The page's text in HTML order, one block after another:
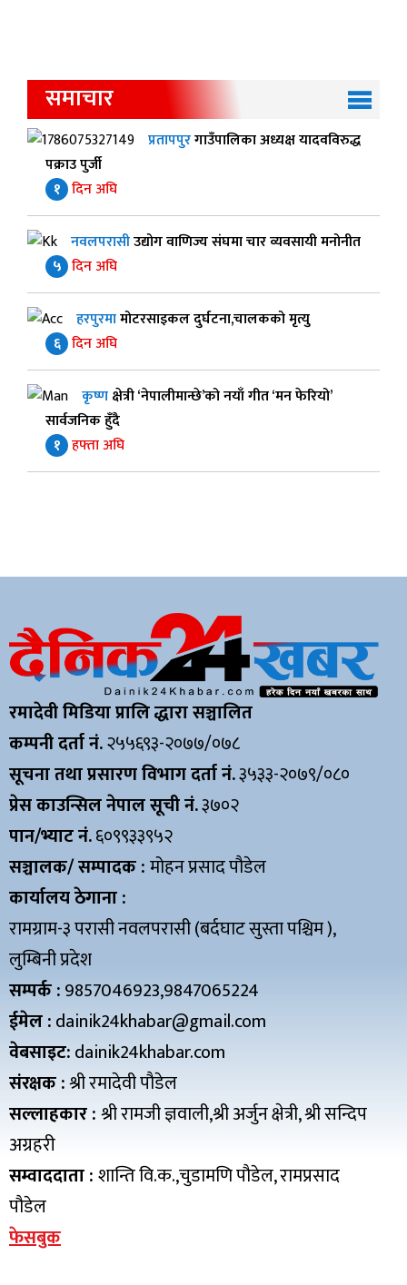
समाचार
प्रतापपुरगाउँपालिका अध्यक्ष यादवविरुद्ध
पक्राउ पुर्जी
१ दिन अघि
नवलपरासीउद्योग वाणिज्य संघमा चार व्यवसायी मनोनीत
५ दिन अघि
हरपुरमामोटरसाइकल दुर्घटना,चालकको मृत्यु
६ दिन अघि
कृष्णक्षेत्री ‘नेपालीमान्छे’को नयाँ गीत ‘मन फेरियो’
सार्वजनिक हुँदै
१ हफ्ता अघि
रमादेवी मिडिया प्रालि द्धारा सञ्चालित
कम्पनी दर्ता नं.२५५६९३-२०७७/०७८
सूचना तथा प्रसारण विभाग दर्ता नं.३५३३-२०७९/०८०
प्रेस काउन्सिल नेपाल सूची नं.३७०२
पान/भ्याट नं.६०९९३३९५२
सञ्चालक/ सम्पादक :मोहन प्रसाद पौडेल
कार्यालय ठेगाना :
रामग्राम-३ परासी नवलपरासी (बर्दघाट सुस्ता पश्चिम ),
लुम्बिनी प्रदेश
सम्पर्क :9857046923,9847065224
ईमेल :dainik24khabar@gmail.com
वेबसाइट:dainik24khabar.com
संरक्षक :श्री रमादेवी पौडेल
सल्लाहकार :श्री रामजी ज्ञवाली,श्री अर्जुन क्षेत्री, श्री सन्दिप
अग्रहरी
सम्वाददाता :शान्ति वि.क.,चुडामणि पौडेल, रामप्रसाद
पौडेल
फेसबुक